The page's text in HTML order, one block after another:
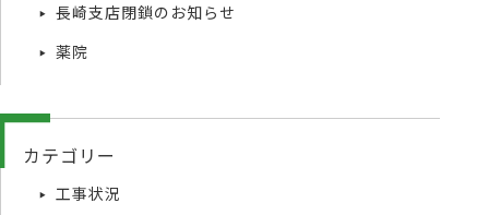
長崎支店閉鎖のお知らせ
薬院
カテゴリー
工事状況